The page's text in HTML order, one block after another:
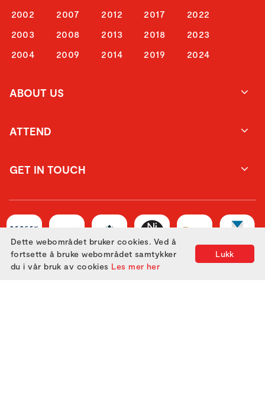
2002
2003
2004
2007
2008
2009
2012
2013
2014
2017
2018
2019
2022
2023
2024
ABOUT US
ATTEND
GET IN TOUCH
Lukk
Dette webområdet bruker cookies. Ved å
fortsette å bruke webområdet samtykker
du i vår bruk av cookies Les mer her